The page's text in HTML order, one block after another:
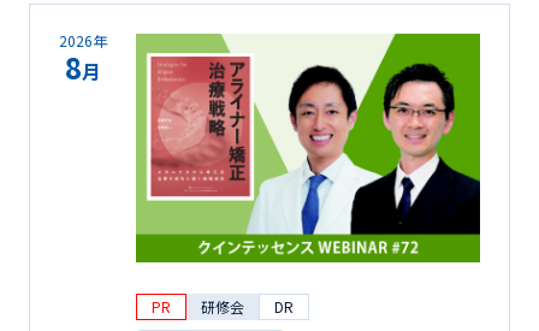
2026年
8月
PR 研修会 DR